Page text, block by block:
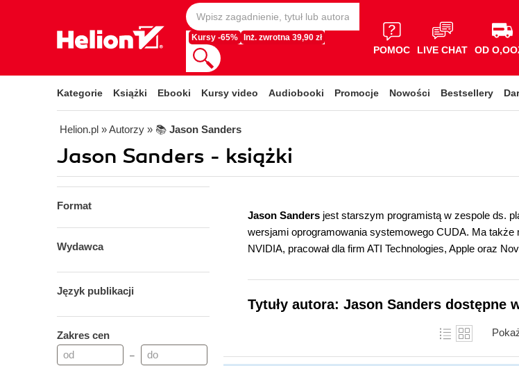
Kursy -65% Inż. zwrotna 39,90 zł
POMOC LIVE CHAT OD
Kategorie Książki Ebooki Kursy video Audiobooki Promocje Nowości Bestsellery
Helion.pl » Autorzy » 📚 Jason Sanders
Jason Sanders - książki
Format
Wydawca
Język publikacji
Zakres cen
–
Jason Sanders jest starszym programistą w zespole ds.
wersjami oprogramowania systemowego CUDA. Ma także
NVIDIA, pracował dla firm ATI Technologies, Apple oraz
Tytuły autora: Jason Sanders dostępne